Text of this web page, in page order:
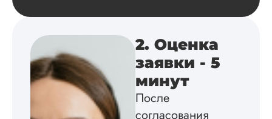
Магистерские
диссертации
ВКР нормально, по
2. Оценка
заявки - 5
минут
После
согласования